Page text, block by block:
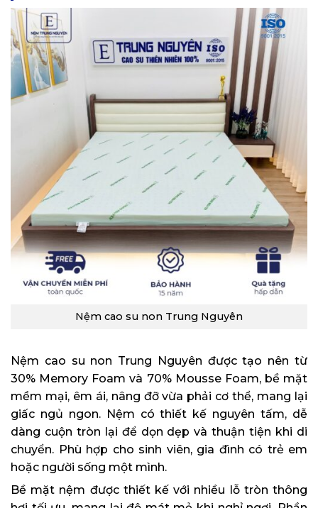
Nệm cao su non Trung Nguyên
Nệm cao su non Trung Nguyên được tạo nên từ
30% Memory Foam và 70% Mousse Foam, bề mặt
mềm mại, êm ái, nâng đỡ vừa phải cơ thể, mang lại
giấc ngủ ngon. Nệm có thiết kế nguyên tấm, dễ
dàng cuộn tròn lại để dọn dẹp và thuận tiện khi di
chuyển. Phù hợp cho sinh viên, gia đình có trẻ em
hoặc người sống một mình.
Bề mặt nệm được thiết kế với nhiều lỗ tròn thông